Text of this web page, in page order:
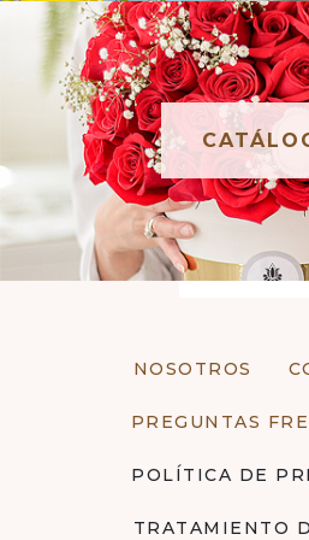
NOSOTROS
PREGUNTAS
POLÍTICA DE
TRATAMIENTO